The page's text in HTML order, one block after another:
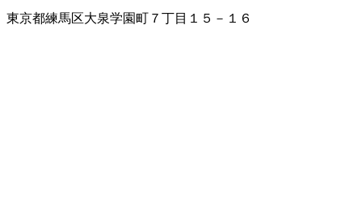
東京都練馬区大泉学園町７丁目１５－１６